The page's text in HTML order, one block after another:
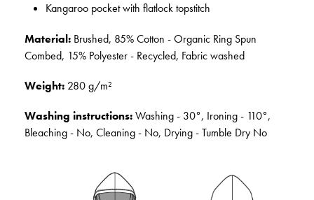
Kangaroo pocket with flatlock topstitch
Material: Brushed, 85% Cotton - Organic Ring Spun
Combed, 15% Polyester - Recycled, Fabric washed
Weight: 280 g/m²
Washing instructions:Washing - 30°, Ironing - 110°,
Bleaching - No, Cleaning - No, Drying - Tumble Dry No